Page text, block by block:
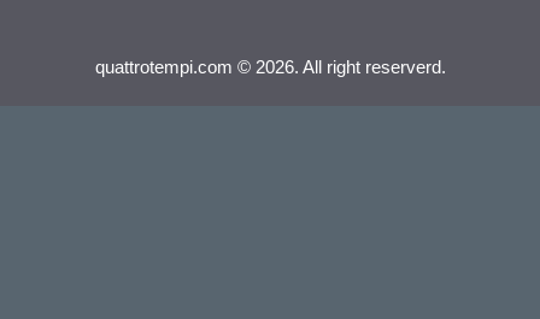
quattrotempi.com © 2026. All right reserverd.